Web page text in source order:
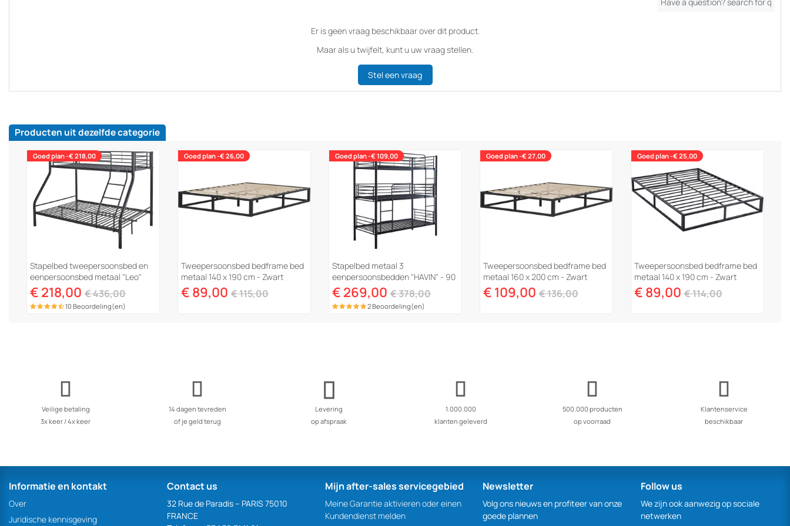
Er is geen vraag beschikbaar over dit product.
Maar als u twijfelt, kunt u uw vraag stellen.
Stel een vraag
Producten uit dezelfde categorie
Goed plan -€ 218,00
Stapelbed tweepersoonsbed en
eenpersoonsbed metaal "Leo"
inclusief lattenbodem - 90/140 x
190 cm...
€ 218,00 € 436,00
10 Beoordeling(en)
Goed plan -€ 26,00
Tweepersoonsbed bedframe bed
metaal 140 x 190 cm - Zwart
€ 89,00 € 115,00
Goed plan -€ 109,00
Stapelbed metaal 3
eenpersoonsbedden "HAVIN" - 90
x 190 cm - Zwart
€ 269,00 € 378,00
2 Beoordeling(en)
Goed plan -€ 27,00
Tweepersoonsbed bedframe bed
metaal 160 x 200 cm - Zwart
€ 109,00 € 136,00
Goed plan -€ 25,00
Tweepersoonsbed bedframe bed
metaal 140 x 190 cm - Zwart
€ 89,00 € 114,00
Veilige betaling
3x keer / 4x keer
14 dagen tevreden
of je geld terug
Levering
op afspraak
1.000.000
klanten geleverd
500.000 producten
op voorraad
Klantenservice
beschikbaar
Informatie en kontakt
Over
Juridische kennisgeving
Contact us
32 Rue de Paradis – PARIS 75010
FRANCE
Mijn after-sales servicegebied
Meine Garantie aktivieren oder einen
Kundendienst melden
Newsletter
Volg ons nieuws en profiteer van onze
goede plannen
Follow us
We zijn ook aanwezig op sociale
netwerken